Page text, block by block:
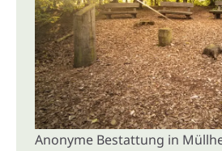
Anonyme Bestattung in